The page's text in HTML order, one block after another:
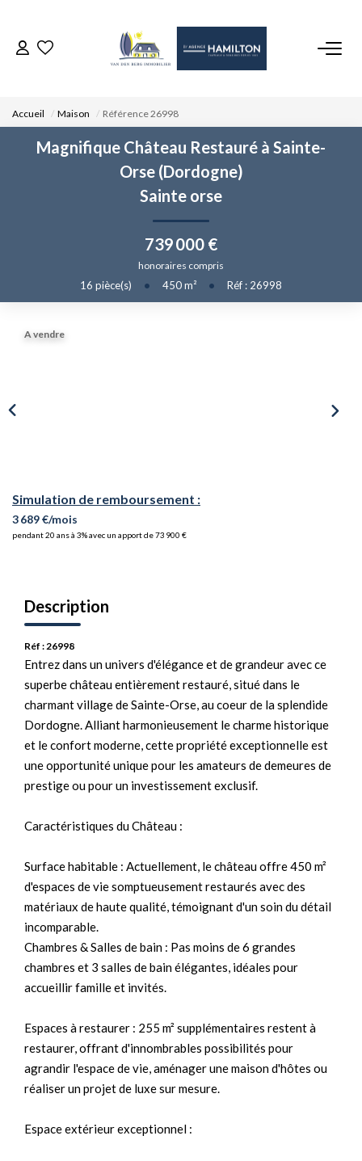
NOS BIENS
VENDRE UN BIEN
DÉPOSEZ VOTRE RECHERCHE
NOUS REJOINDRE
Accueil Maison Référence 26998
Magnifique Château Restauré à Sainte-
Orse (Dordogne)
Sainte orse
739 000 €
honoraires compris
16 pièce(s) • 450m² • Réf : 26998
A vendre
Simulation de remboursement :
3 689 €/mois
pendant 20 ans à 3% avec un apport de 73 900 €
Description
Réf : 26998
Entrez dans un univers d'élégance et de grandeur avec ce
superbe château entièrement restauré, situé dans le
charmant village de Sainte-Orse, au coeur de la splendide
Dordogne. Alliant harmonieusement le charme historique
et le confort moderne, cette propriété exceptionnelle est
une opportunité unique pour les amateurs de demeures de
prestige ou pour un investissement exclusif.
Caractéristiques du Château :
Surface habitable : Actuellement, le château offre 450 m²
d'espaces de vie somptueusement restaurés avec des
matériaux de haute qualité, témoignant d'un soin du détail
incomparable.
Chambres & Salles de bain : Pas moins de 6 grandes
chambres et 3 salles de bain élégantes, idéales pour
accueillir famille et invités.
Espaces à restaurer : 255 m² supplémentaires restent à
restaurer, offrant d'innombrables possibilités pour
agrandir l'espace de vie, aménager une maison d'hôtes ou
réaliser un projet de luxe sur mesure.
Espace extérieur exceptionnel :